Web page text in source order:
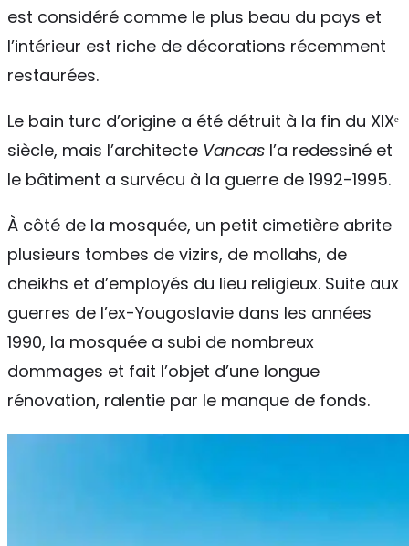
est considéré comme le plus beau du pays et
l’intérieur est riche de décorations récemment
restaurées.
Le bain turc d’origine a été détruit à la fin du XIXᵉ
siècle, mais l’architecte Vancas l’a redessiné et
le bâtiment a survécu à la guerre de 1992-1995.
À côté de la mosquée, un petit cimetière abrite
plusieurs tombes de vizirs, de mollahs, de
cheikhs et d’employés du lieu religieux. Suite aux
guerres de l’ex-Yougoslavie dans les années
1990, la mosquée a subi de nombreux
dommages et fait l’objet d’une longue
rénovation, ralentie par le manque de fonds.